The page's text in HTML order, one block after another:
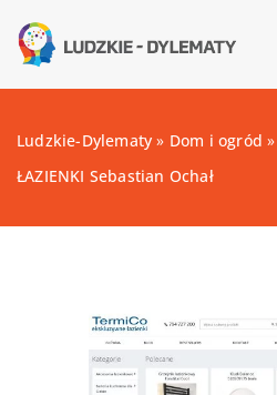
Ludzkie-Dylematy » Dom i ogród »
ŁAZIENKI Sebastian Ochał